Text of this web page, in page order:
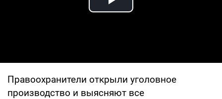
Play Video
Правоохранители открыли уголовное
производство и выясняют все